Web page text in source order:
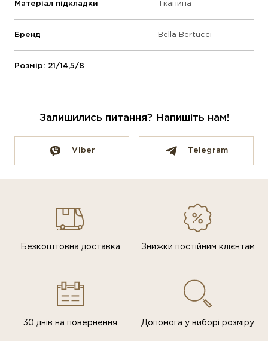
Матеріал підкладки Тканина
Бренд Bella Bertucci
Розмір: 21/14,5/8
Залишились питання? Напишіть нам!
Viber Telegram
Безкоштовна доставка Знижки постiйним клiєнтам
30 днів на повернення Допомога у виборі розміру